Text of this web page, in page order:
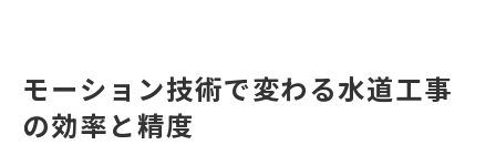
モーション技術で変わる水道工事
の効率と精度